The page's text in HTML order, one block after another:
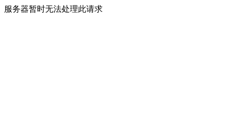
服务器暂时无法处理此请求